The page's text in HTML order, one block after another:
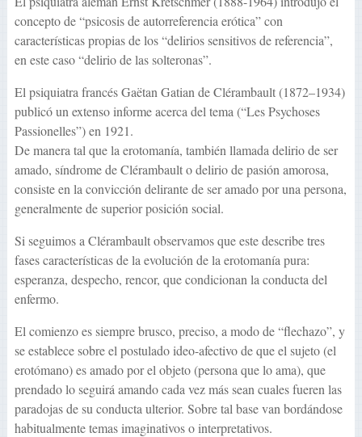
concepto de “psicosis de autorreferencia erótica” con
características propias de los “delirios sensitivos de referencia”,
en este caso “delirio de las solteronas”.
El psiquiatra francés Gaëtan Gatian de Clérambault (1872–1934)
publicó un extenso informe acerca del tema (“Les Psychoses
Passionelles”) en 1921.
De manera tal que la erotomanía, también llamada delirio de ser
amado, síndrome de Clérambault o delirio de pasión amorosa,
consiste en la convicción delirante de ser amado por una persona,
generalmente de superior posición social.
Si seguimos a Clérambault observamos que este describe tres
fases características de la evolución de la erotomanía pura:
esperanza, despecho, rencor, que condicionan la conducta del
enfermo.
El comienzo es siempre brusco, preciso, a modo de “flechazo”, y
se establece sobre el postulado ideo-afectivo de que el sujeto (el
erotómano) es amado por el objeto (persona que lo ama), que
prendado lo seguirá amando cada vez más sean cuales fueren las
paradojas de su conducta ulterior. Sobre tal base van bordándose
habitualmente temas imaginativos o interpretativos.